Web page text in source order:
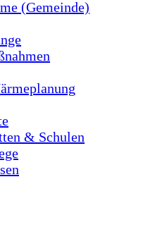
(Gemeinde)
& Schulen